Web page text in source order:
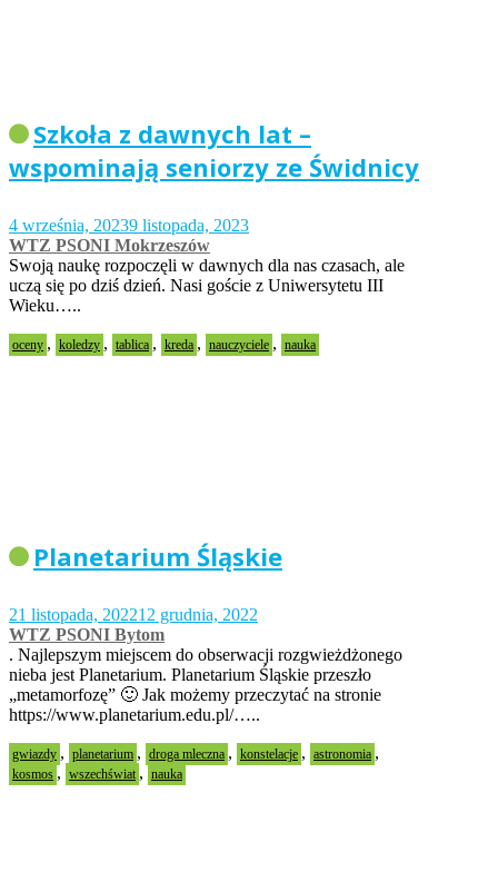
Szkoła z dawnych lat –
wspominają seniorzy ze Świdnicy
4 września, 20239 listopada, 2023
WTZ PSONI Mokrzeszów
Swoją naukę rozpoczęli w dawnych dla nas czasach, ale
uczą się po dziś dzień. Nasi goście z Uniwersytetu III
Wieku…..
oceny , koledzy , tablica , kreda , nauczyciele , nauka
Planetarium Śląskie
21 listopada, 202212 grudnia, 2022
WTZ PSONI Bytom
. Najlepszym miejscem do obserwacji rozgwieżdżonego
nieba jest Planetarium. Planetarium Śląskie przeszło
„metamorfozę” 🙂 Jak możemy przeczytać na stronie
https://www.planetarium.edu.pl/…..
gwiazdy , planetarium , droga mleczna , konstelacje , astronomia ,
kosmos , wszechświat , nauka